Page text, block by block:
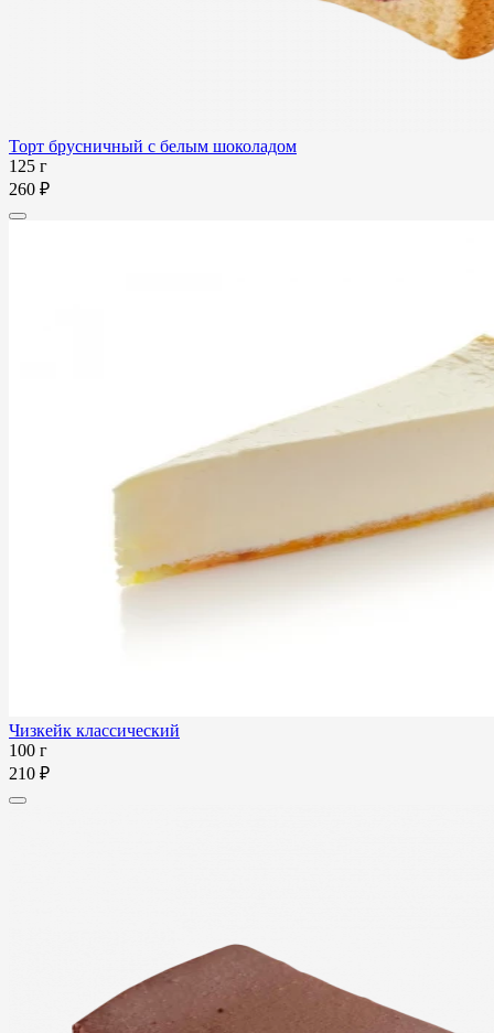
Торт брусничный с белым шоколадом
125 г
260 ₽
Чизкейк классический
100 г
210 ₽